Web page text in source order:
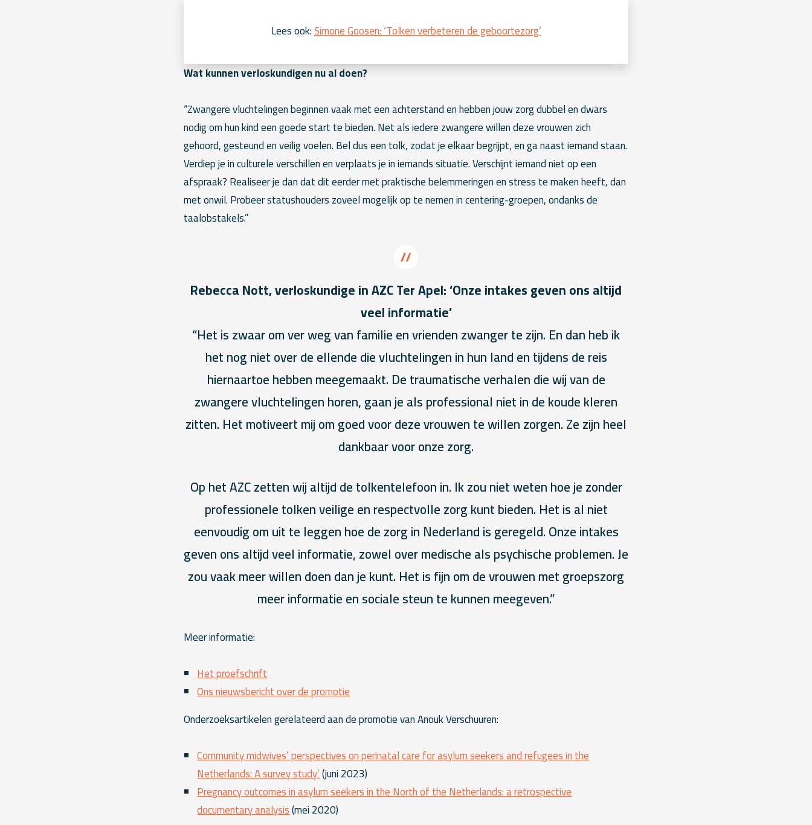
Lees ook:Simone Goosen: ‘Tolken verbeteren de geboortezorg’
Wat kunnen verloskundigen nu al doen?
“Zwangere vluchtelingen beginnen vaak met een achterstand en hebben jouw zorg dubbel en dwars
nodig om hun kind een goede start te bieden. Net als iedere zwangere willen deze vrouwen zich
gehoord, gesteund en veilig voelen. Bel dus een tolk, zodat je elkaar begrijpt, en ga naast iemand staan.
Verdiep je in culturele verschillen en verplaats je in iemands situatie. Verschijnt iemand niet op een
afspraak? Realiseer je dan dat dit eerder met praktische belemmeringen en stress te maken heeft, dan
met onwil. Probeer statushouders zoveel mogelijk op te nemen in centering-groepen, ondanks de
taalobstakels.”
Rebecca Nott, verloskundige in AZC Ter Apel: ‘Onze intakes geven ons altijd
veel informatie’
“Het is zwaar om ver weg van familie en vrienden zwanger te zijn. En dan heb ik
het nog niet over de ellende die vluchtelingen in hun land en tijdens de reis
hiernaartoe hebben meegemaakt. De traumatische verhalen die wij van de
zwangere vluchtelingen horen, gaan je als professional niet in de koude kleren
zitten. Het motiveert mij om goed voor deze vrouwen te willen zorgen. Ze zijn heel
dankbaar voor onze zorg.
Op het AZC zetten wij altijd de tolkentelefoon in. Ik zou niet weten hoe je zonder
professionele tolken veilige en respectvolle zorg kunt bieden. Het is al niet
eenvoudig om uit te leggen hoe de zorg in Nederland is geregeld. Onze intakes
geven ons altijd veel informatie, zowel over medische als psychische problemen. Je
zou vaak meer willen doen dan je kunt. Het is fijn om de vrouwen met groepszorg
meer informatie en sociale steun te kunnen meegeven.”
‌Meer informatie:
Het proefschrift
Ons nieuwsbericht over de promotie
Onderzoeksartikelen gerelateerd aan de promotie van Anouk Verschuuren:
Community midwives’ perspectives on perinatal care for asylum seekers and refugees in the
Netherlands: A survey study’(juni 2023)
Pregnancy outcomes in asylum seekers in the North of the Netherlands: a retrospective
documentary analysis(mei 2020)